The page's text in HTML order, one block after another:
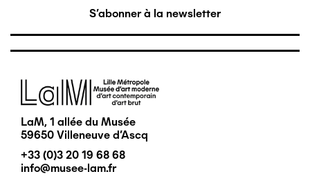
S'abonner à la newsletter
Image
LaM, 1 allée du Musée
59650 Villeneuve d'Ascq
+33 (0)3 20 19 68 68
info@musee-lam.fr